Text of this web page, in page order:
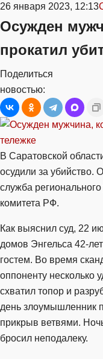
26 января 2023, 12:13
Осужден
прокатил
Поделиться
новостью:
В Саратовской
осудили за убийство.
служба
комитета РФ.
Как выяснил суд, 22
домов Энгельса 42-
гостем. Во время
оппоненту несколько
схватил топор и
день злоумышленник
прикрыв ветвями.
бросил неподалеку.